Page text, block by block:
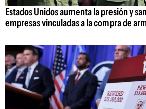
Estados Unidos aumenta la presión y
empresas vinculadas a la compra de